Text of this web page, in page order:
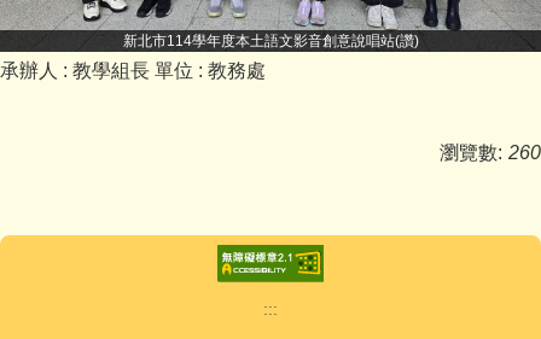
新北市114學年度本土語文影音創意說唱站(讚)
承辦人 : 教學組長 單位 : 教務處
瀏覽數: 260
:::